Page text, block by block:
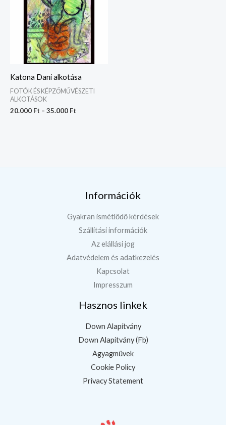
Katona Dani alkotása
FOTÓK ÉS KÉPZŐMŰVÉSZETI
ALKOTÁSOK
20.000 Ft – 35.000 Ft
Információk
Gyakran ismétlődő kérdések
Szállítási információk
Az elállási jog
Adatvédelem és adatkezelés
Kapcsolat
Impresszum
Hasznos linkek
Down Alapítvány
Down Alapítvány (Fb)
Agyagművek
Cookie Policy
Privacy Statement